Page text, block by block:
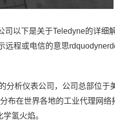
司以下是关于Teledyne的详细
远程或电信的意思
分析仪表公司，公司总部位于
布在世界各地的工业代理网络
氢火焰。